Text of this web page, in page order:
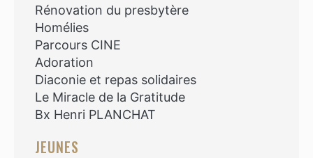
Rénovation du presbytère
Homélies
Parcours CINE
Adoration
Diaconie et repas solidaires
Le Miracle de la Gratitude
Bx Henri PLANCHAT
JEUNES